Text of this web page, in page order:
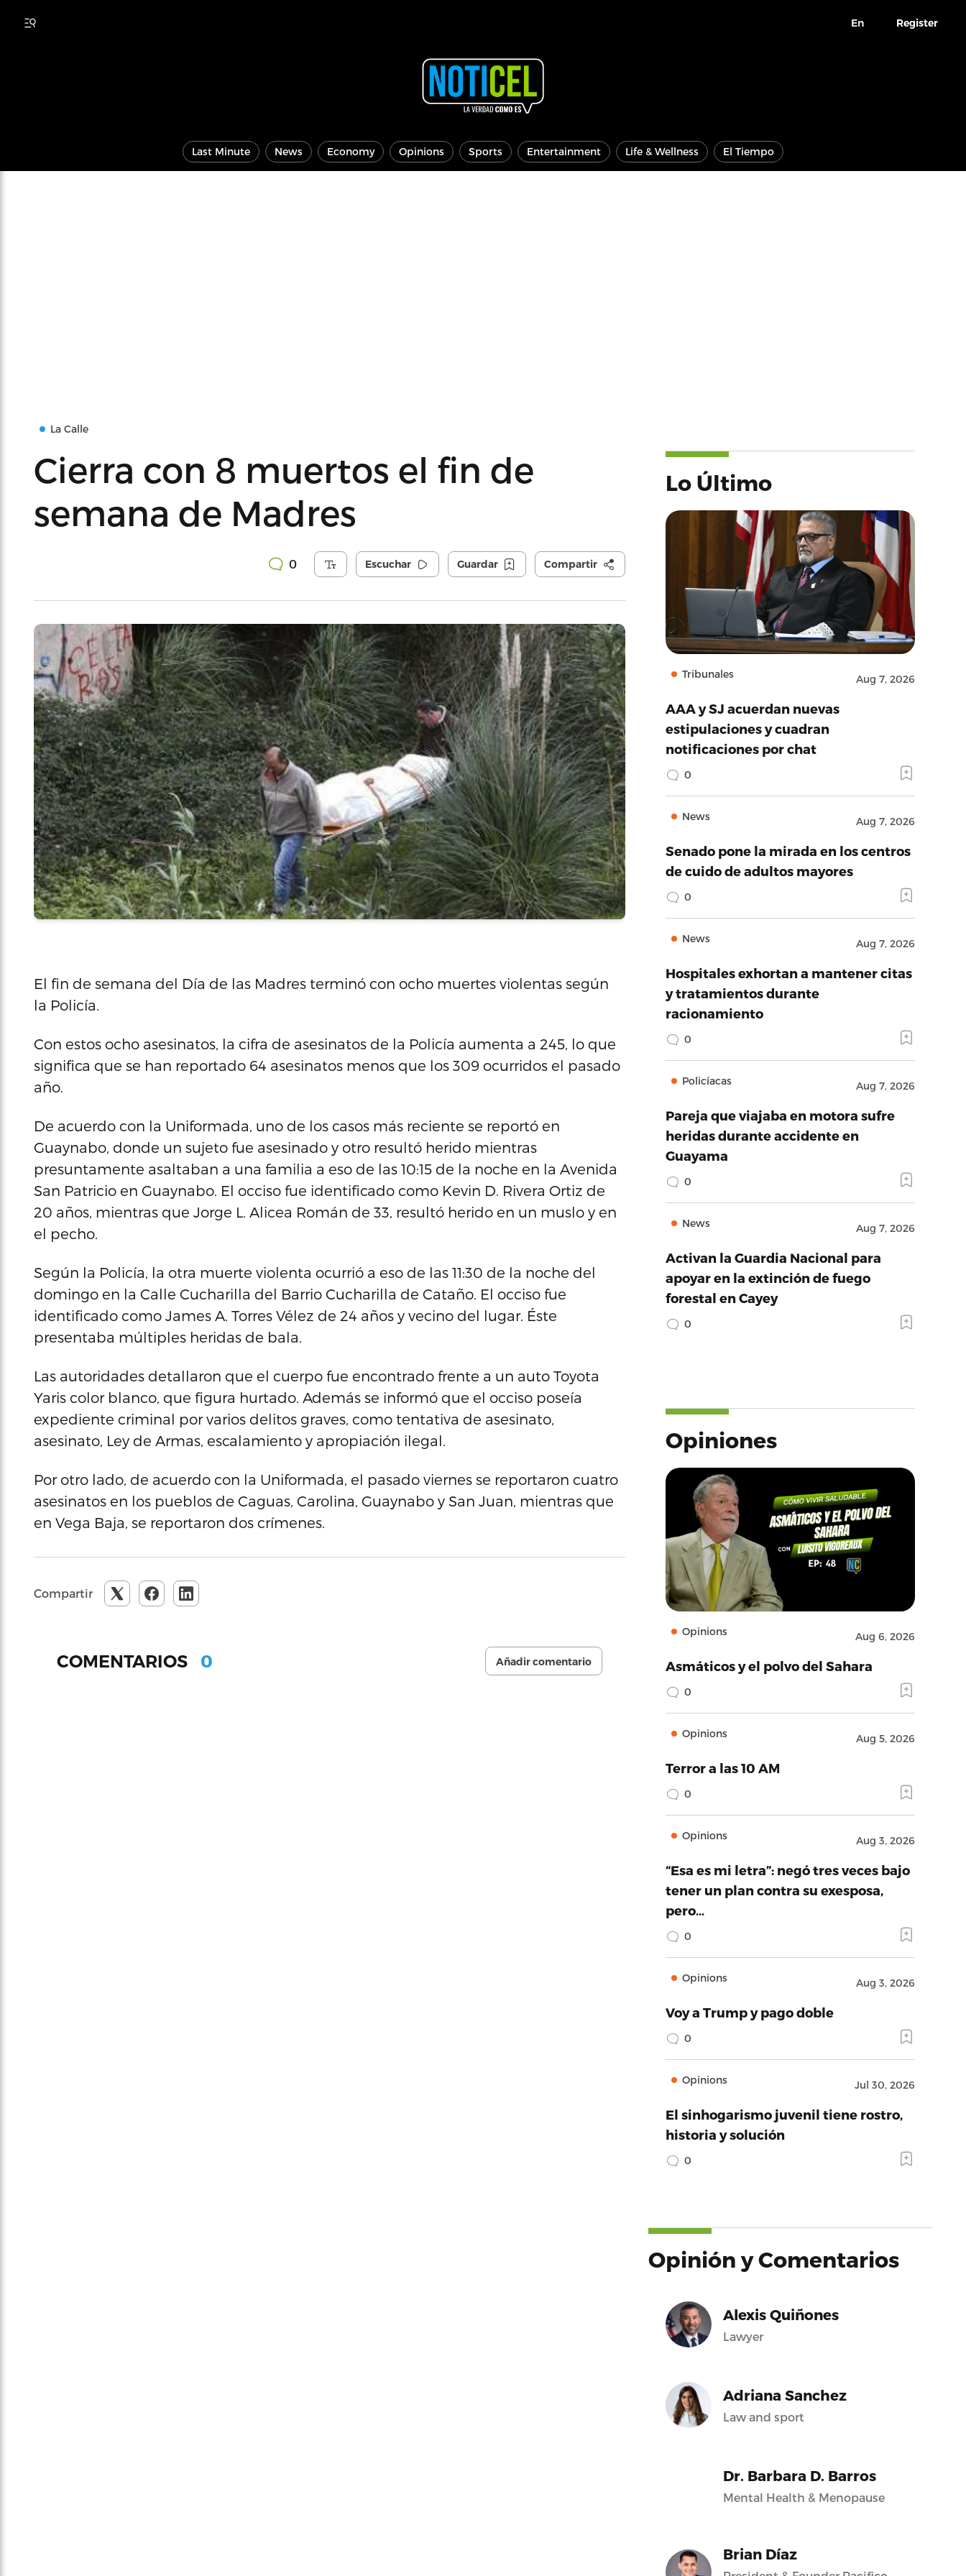
En Register
Last Minute News Economy Opinions Sports Entertainment Life & Wellness El Tiempo
La Calle
Cierra con 8 muertos el fin de
semana de Madres
0 Escuchar Guardar Compartir
El fin de semana del Día de las Madres terminó con ocho muertes violentas según
la Policía.
Con estos ocho asesinatos, la cifra de asesinatos de la Policía aumenta a 245, lo que
significa que se han reportado 64 asesinatos menos que los 309 ocurridos el pasado
año.
De acuerdo con la Uniformada, uno de los casos más reciente se reportó en
Guaynabo, donde un sujeto fue asesinado y otro resultó herido mientras
presuntamente asaltaban a una familia a eso de las 10:15 de la noche en la Avenida
San Patricio en Guaynabo. El occiso fue identificado como Kevin D. Rivera Ortiz de
20 años, mientras que Jorge L. Alicea Román de 33, resultó herido en un muslo y en
el pecho.
Según la Policía, la otra muerte violenta ocurrió a eso de las 11:30 de la noche del
domingo en la Calle Cucharilla del Barrio Cucharilla de Cataño. El occiso fue
identificado como James A. Torres Vélez de 24 años y vecino del lugar. Éste
presentaba múltiples heridas de bala.
Las autoridades detallaron que el cuerpo fue encontrado frente a un auto Toyota
Yaris color blanco, que figura hurtado. Además se informó que el occiso poseía
expediente criminal por varios delitos graves, como tentativa de asesinato,
asesinato, Ley de Armas, escalamiento y apropiación ilegal.
Por otro lado, de acuerdo con la Uniformada, el pasado viernes se reportaron cuatro
asesinatos en los pueblos de Caguas, Carolina, Guaynabo y San Juan, mientras que
en Vega Baja, se reportaron dos crímenes.
Compartir
COMENTARIOS 0 Añadir comentario
Lo Último
Tribunales Aug 7, 2026
AAA y SJ acuerdan nuevas
estipulaciones y cuadran
notificaciones por chat
0
News Aug 7, 2026
Senado pone la mirada en los centros
de cuido de adultos mayores
0
News Aug 7, 2026
Hospitales exhortan a mantener citas
y tratamientos durante
racionamiento
0
Policíacas Aug 7, 2026
Pareja que viajaba en motora sufre
heridas durante accidente en
Guayama
0
News Aug 7, 2026
Activan la Guardia Nacional para
apoyar en la extinción de fuego
forestal en Cayey
0
Opiniones
Opinions Aug 6, 2026
Asmáticos y el polvo del Sahara
0
Opinions Aug 5, 2026
Terror a las 10 AM
0
Opinions Aug 3, 2026
“Esa es mi letra”: negó tres veces bajo
tener un plan contra su exesposa,
pero…
0
Opinions Aug 3, 2026
Voy a Trump y pago doble
0
Opinions Jul 30, 2026
El sinhogarismo juvenil tiene rostro,
historia y solución
0
Opinión y Comentarios
Alexis Quiñones
Lawyer
Adriana Sanchez
Law and sport
Dr. Barbara D. Barros
Mental Health & Menopause
Brian Díaz